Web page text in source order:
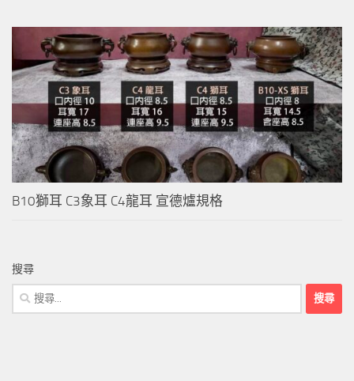
B10獅耳 C3象耳 C4龍耳 宣德爐規格
搜尋
搜
尋